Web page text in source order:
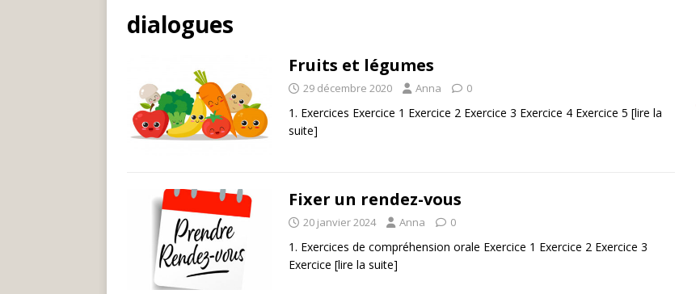
dialogues
Fruits et légumes
29 décembre 2020 Anna 0
1. Exercices Exercice 1 Exercice 2 Exercice 3 Exercice 4 Exercice 5 [lire la
suite]
Fixer un rendez-vous
20 janvier 2024 Anna 0
1. Exercices de compréhension orale Exercice 1 Exercice 2 Exercice 3
Exercice [lire la suite]